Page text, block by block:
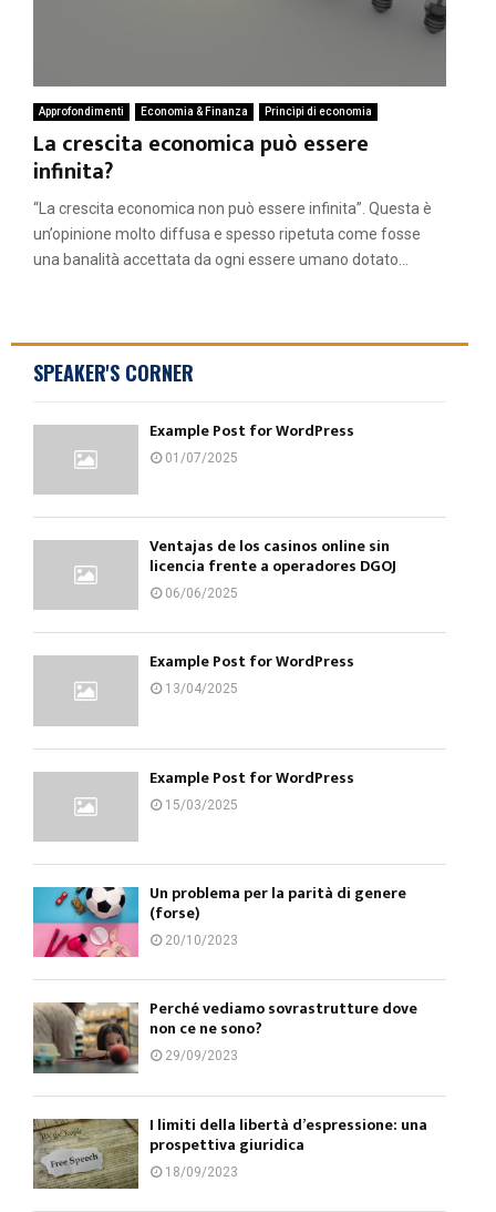
Approfondimenti Economia & Finanza Princìpi di economia
La crescita economica può essere
infinita?
“La crescita economica non può essere infinita”. Questa è
un’opinione molto diffusa e spesso ripetuta come fosse
una banalità accettata da ogni essere umano dotato...
SPEAKER'S CORNER
Example Post for WordPress
01/07/2025
Ventajas de los casinos online sin
licencia frente a operadores DGOJ
06/06/2025
Example Post for WordPress
13/04/2025
Example Post for WordPress
15/03/2025
Un problema per la parità di genere
(forse)
20/10/2023
Perché vediamo sovrastrutture dove
non ce ne sono?
29/09/2023
I limiti della libertà d’espressione: una
prospettiva giuridica
18/09/2023